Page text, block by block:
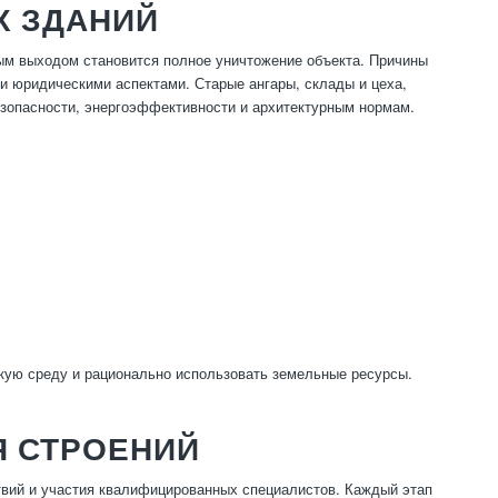
ЗДАНИЙ
выходом становится полное уничтожение объекта. Причины
юридическими аспектами. Старые ангары, склады и цеха,
энергоэффективности и архитектурным нормам.
среду и рационально использовать земельные ресурсы.
СТРОЕНИЙ
и участия квалифицированных специалистов. Каждый этап